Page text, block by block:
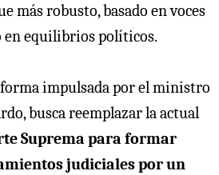
más robusto, basado en voces
equilibrios políticos.
impulsada por el ministro
busca reemplazar la actual
Suprema para formar
judiciales por un